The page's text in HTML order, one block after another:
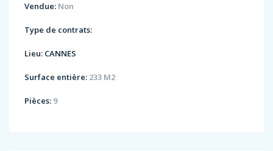
Vendue: Non
Type de contrats:
Lieu: CANNES
Surface entière: 233 M2
Pièces: 9